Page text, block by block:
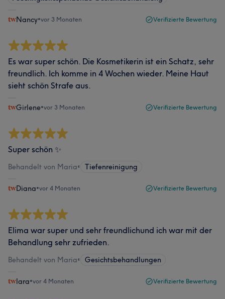
Nancy•vor 3 Monaten Verifizierte Bewertung
Es war super schön. Die Kosmetikerin ist ein Schatz, sehr
freundlich. Ich komme in 4 Wochen wieder. Meine Haut
sieht schön Strafe aus.
Girlene•vor 3 Monaten Verifizierte Bewertung
Super schön ✨
Behandelt von Maria• Tiefenreinigung
Diana•vor 4 Monaten Verifizierte Bewertung
Elima war super und sehr freundlichund ich war mit der
Behandlung sehr zufrieden.
Behandelt von Maria• Gesichtsbehandlungen
lara•vor 4 Monaten Verifizierte Bewertung